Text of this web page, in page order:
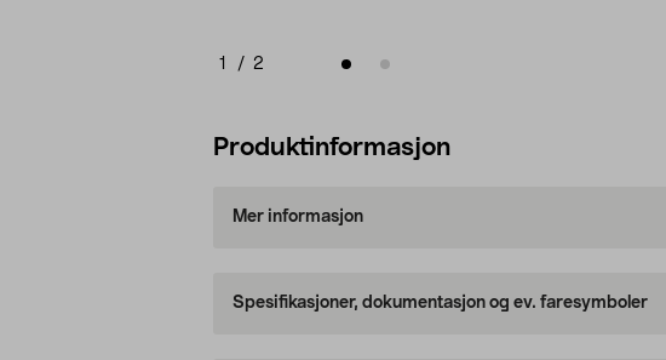
1 / 2
Produktinformasjon
Mer informasjon
Spesifikasjoner, dokumentasjon og ev. faresymboler